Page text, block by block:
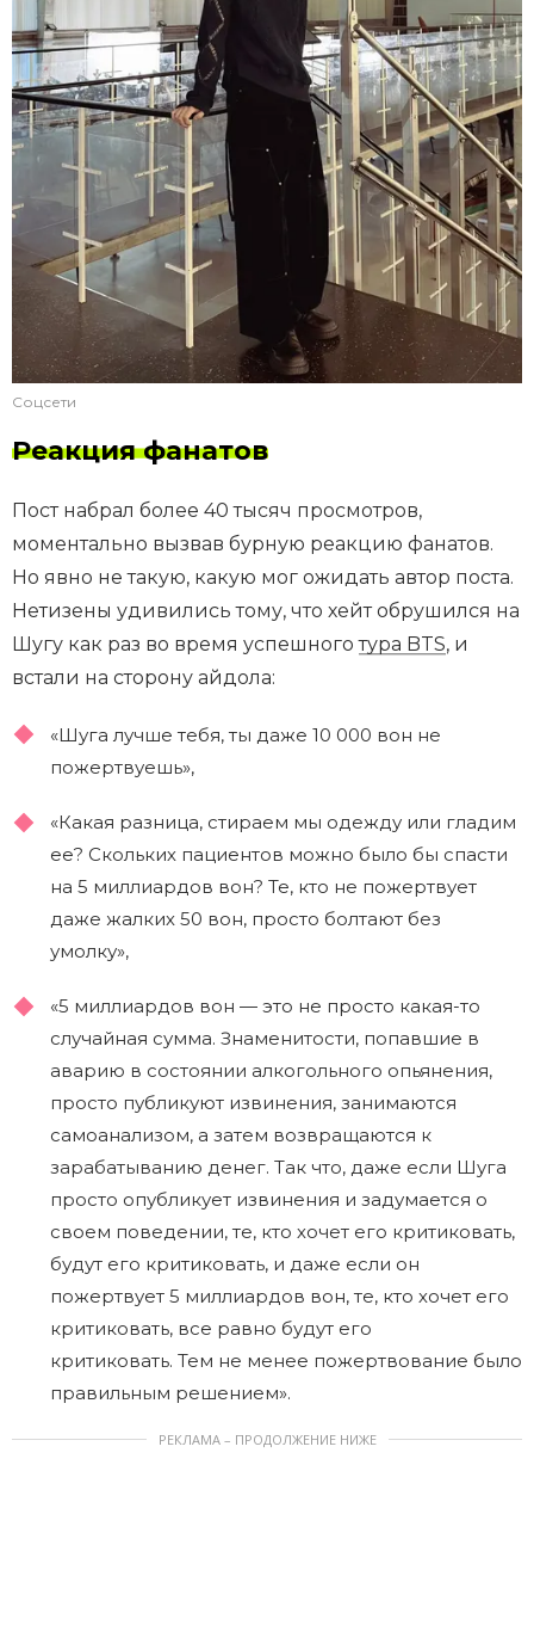
Соцсети
Реакция фанатов
Пост набрал более 40 тысяч просмотров,
моментально вызвав бурную реакцию фанатов.
Но явно не такую, какую мог ожидать автор поста.
Нетизены удивились тому, что хейт обрушился на
Шугу как раз во время успешноготура BTS, и
встали на сторону айдола:
«Шуга лучше тебя, ты даже 10 000 вон не
пожертвуешь»,
«Какая разница, стираем мы одежду или гладим
ее? Скольких пациентов можно было бы спасти
на 5 миллиардов вон? Те, кто не пожертвует
даже жалких 50 вон, просто болтают без
умолку»,
«5 миллиардов вон — это не просто какая-то
случайная сумма. Знаменитости, попавшие в
аварию в состоянии алкогольного опьянения,
просто публикуют извинения, занимаются
самоанализом, а затем возвращаются к
зарабатыванию денег. Так что, даже если Шуга
просто опубликует извинения и задумается о
своем поведении, те, кто хочет его критиковать,
будут его критиковать, и даже если он
пожертвует 5 миллиардов вон, те, кто хочет его
критиковать, все равно будут его
критиковать. Тем не менее пожертвование было
правильным решением».
РЕКЛАМА – ПРОДОЛЖЕНИЕ НИЖЕ